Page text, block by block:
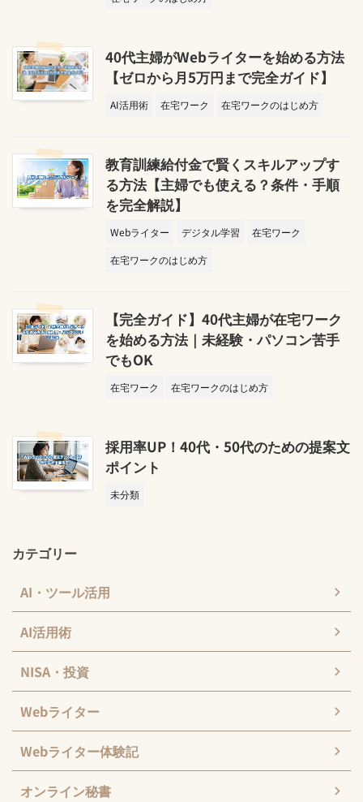
40代主婦がWebライターを始める方法
【ゼロから月5万円まで完全ガイド】
AI活用術 在宅ワーク 在宅ワークのはじめ方
教育訓練給付金で賢くスキルアップす
る方法【主婦でも使える？条件・手順
を完全解説】
Webライター デジタル学習
在宅ワーク
在宅ワークのはじめ方
【完全ガイド】40代主婦が在宅ワーク
を始める方法｜未経験・パソコン苦手
でもOK
在宅ワーク 在宅ワークのはじめ方
採用率UP！40代・50代のための提案文
ポイント
未分類
カテゴリー
AI・ツール活用
AI活用術
NISA・投資
Webライター
Webライター体験記
オンライン秘書